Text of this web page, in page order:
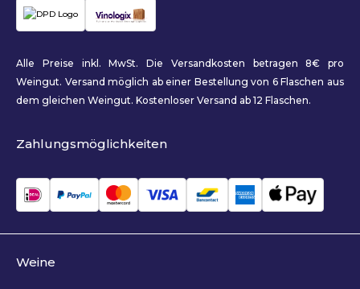
Alle Preise inkl. MwSt. Die Versandkosten betragen 8€ pro
Weingut. Versand möglich ab einer Bestellung von 6 Flaschen aus
dem gleichen Weingut. Kostenloser Versand ab 12 Flaschen.
Zahlungsmöglichkeiten
Weine